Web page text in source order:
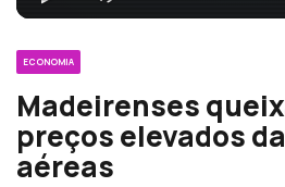
ECONOMIA
Madeirenses
preços elevados
aéreas